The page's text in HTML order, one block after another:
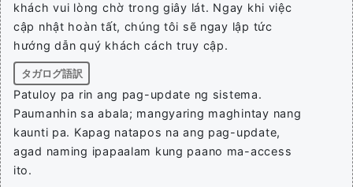
khách vui lòng chờ trong giây lát. Ngay khi việc
cập nhật hoàn tất, chúng tôi sẽ ngay lập tức
hướng dẫn quý khách cách truy cập.
タガログ語訳
Patuloy pa rin ang pag-update ng sistema.
Paumanhin sa abala; mangyaring maghintay nang
kaunti pa. Kapag natapos na ang pag-update,
agad naming ipapaalam kung paano ma-access
ito.